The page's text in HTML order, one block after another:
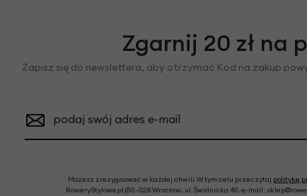
Zgarnij 20 zł na
Zapisz się do newslettera, aby otrzymać Kod na zakup
podaj swój adres e-mail
Możesz zrezygnować w każdej chwili. W tym celu przeczytaj politykę
RoweryStylowe.pl (50-028 Wrocław, ul. Świdnicka 49; e-mail: